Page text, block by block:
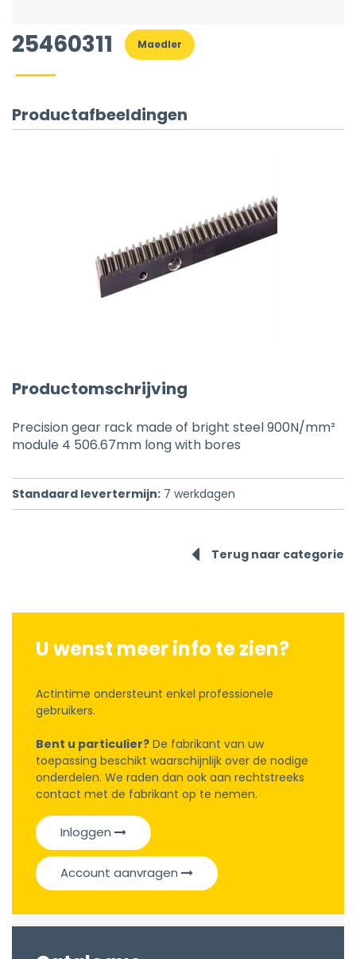
25460311 Maedler
Productafbeeldingen
Productomschrijving
Precision gear rack made of bright steel 900N/mm²
module 4 506.67mm long with bores
Standaard levertermijn: 7 werkdagen
Terug naar categorie
U wenst meer info te zien?
Actintime ondersteunt enkel professionele
gebruikers.
Bent u particulier? De fabrikant van uw
toepassing beschikt waarschijnlijk over de nodige
onderdelen. We raden dan ook aan rechtstreeks
contact met de fabrikant op te nemen.
Inloggen
Account aanvragen